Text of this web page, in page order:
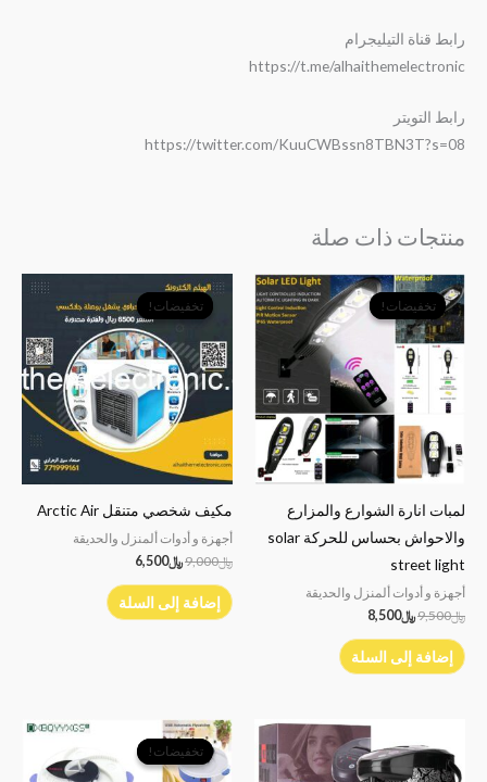
رابط قناة التيليجرام
https://t.me/alhaithemelectronic
رابط التويتر
https://twitter.com/KuuCWBssn8TBN3T?s=08
منتجات ذات صلة
تخفيضات!
تخفيضات!
لمبات انارة الشوارع والمزارع
والاحواش بحساس للحركة solar
street light
أجهزة و أدوات ألمنزل والحديقة
﷼9,500
السعر
الأصلي
هو:
﷼9,500.
﷼8,500
السعر
الحالي
هو:
إضافة إلى السلة
تخفيضات!
تخفيضات!
مكيف شخصي متنقل Arctic Air
أجهزة و أدوات ألمنزل والحديقة
﷼9,000
السعر
الأصلي
هو:
﷼6,500
الحالي
هو:
﷼6,500.
إضافة إلى السلة
تخفيضات!
تخفيضات!
السعر
الأصلي
هو:
﷼7,500.
﷼6,500.